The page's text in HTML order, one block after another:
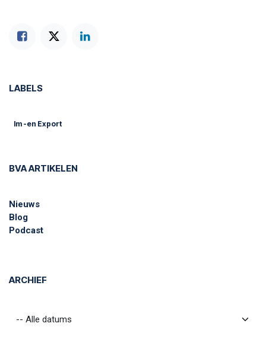
LABELS
Im -en Export
BVA ARTIKELEN
Nieuws
Blog
Podcast
ARCHIEF